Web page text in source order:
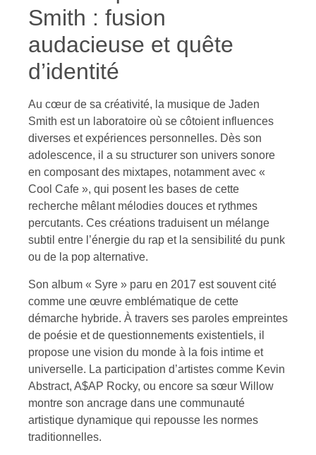
Smith : fusion
audacieuse et quête
d’identité
Au cœur de sa créativité, la musique de Jaden
Smith est un laboratoire où se côtoient influences
diverses et expériences personnelles. Dès son
adolescence, il a su structurer son univers sonore
en composant des mixtapes, notamment avec «
Cool Cafe », qui posent les bases de cette
recherche mêlant mélodies douces et rythmes
percutants. Ces créations traduisent un mélange
subtil entre l’énergie du rap et la sensibilité du punk
ou de la pop alternative.
Son album « Syre » paru en 2017 est souvent cité
comme une œuvre emblématique de cette
démarche hybride. À travers ses paroles empreintes
de poésie et de questionnements existentiels, il
propose une vision du monde à la fois intime et
universelle. La participation d’artistes comme Kevin
Abstract, A$AP Rocky, ou encore sa sœur Willow
montre son ancrage dans une communauté
artistique dynamique qui repousse les normes
traditionnelles.